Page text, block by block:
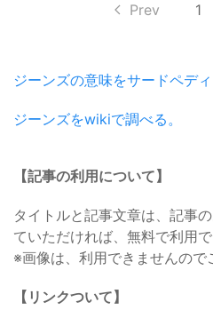
Prev 1
ジーンズの意味をサードペデ
ジーンズをwikiで調べる。
【記事の利用について】
タイトルと記事文章は、記事
ていただければ、無料で利用で
※画像は、利用できませんので
【リンクついて】